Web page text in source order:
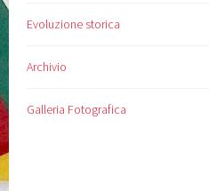
Evoluzione storica
Archivio
Galleria Fotografica